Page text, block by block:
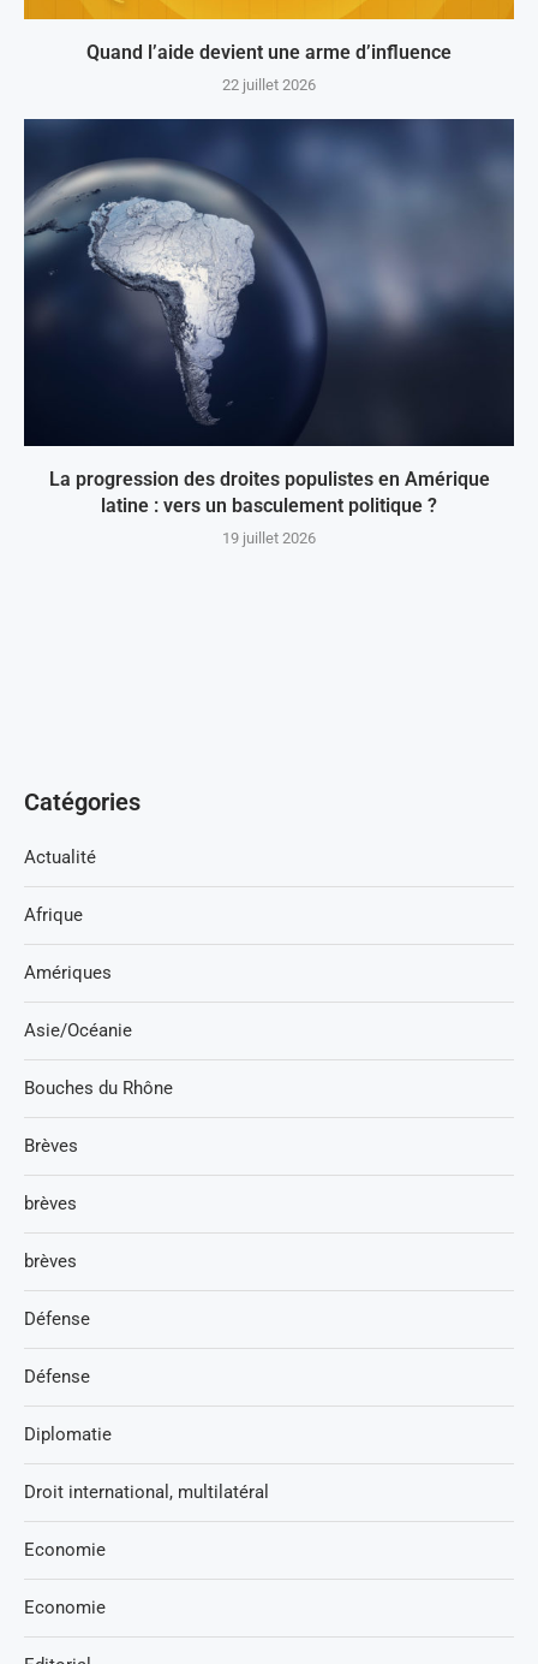
Quand l’aide devient une arme d’influence
22 juillet 2026
La progression des droites populistes en Amérique
latine : vers un basculement politique ?
19 juillet 2026
Catégories
Actualité
Afrique
Amériques
Asie/Océanie
Bouches du Rhône
Brèves
brèves
brèves
Défense
Défense
Diplomatie
Droit international, multilatéral
Economie
Economie